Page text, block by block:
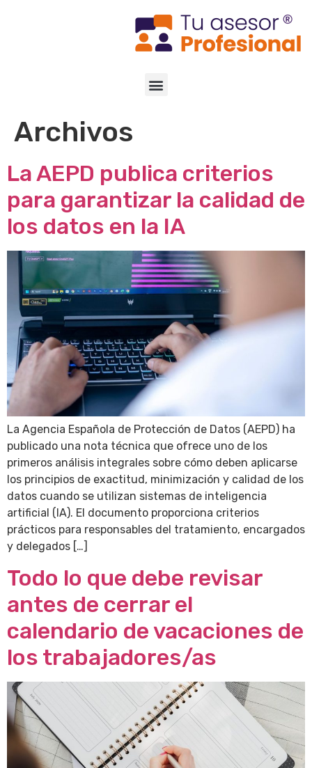
Archivos
La AEPD publica criterios
para garantizar la calidad de
los datos en la IA
La Agencia Española de Protección de Datos (AEPD) ha
publicado una nota técnica que ofrece uno de los
primeros análisis integrales sobre cómo deben aplicarse
los principios de exactitud, minimización y calidad de los
datos cuando se utilizan sistemas de inteligencia
artificial (IA). El documento proporciona criterios
prácticos para responsables del tratamiento, encargados
y delegados […]
Todo lo que debe revisar
antes de cerrar el
calendario de vacaciones de
los trabajadores/as